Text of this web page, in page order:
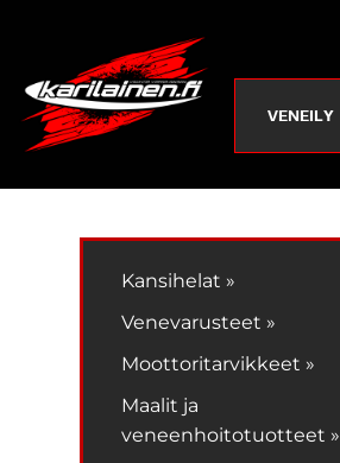
VENEILY
Kansihelat »
Venevarusteet »
Moottoritarvikkeet »
Maalit ja
veneenhoitotuotteet »